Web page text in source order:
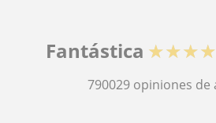
Fantástica
790029 opiniones de